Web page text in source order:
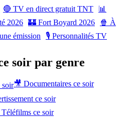
🔴 TV en direct gratuit TNT
📊
2026 🏰 Fort Boyard 2026
🍿 À
émission 🎙️ Personnalités TV
soir par genre
soir🎥 Documentaires ce soir
ce soir
ce soir